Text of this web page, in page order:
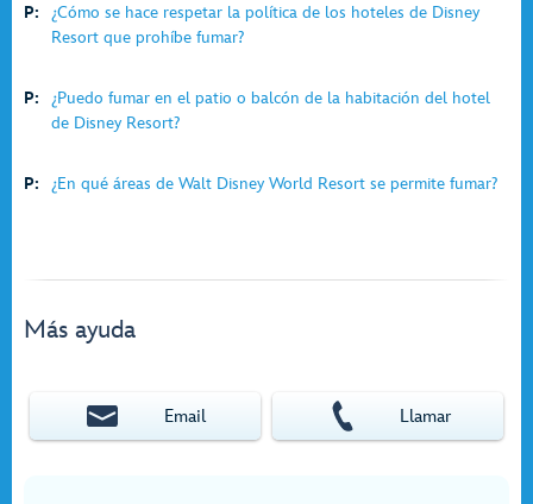
P:
¿Cómo se hace respetar la política de los hoteles de Disney
Resort que prohíbe fumar?
P:
¿Puedo fumar en el patio o balcón de la habitación del hotel
de Disney Resort?
P: ¿En qué áreas de Walt Disney World Resort se permite fumar?
Más ayuda
Email Llamar